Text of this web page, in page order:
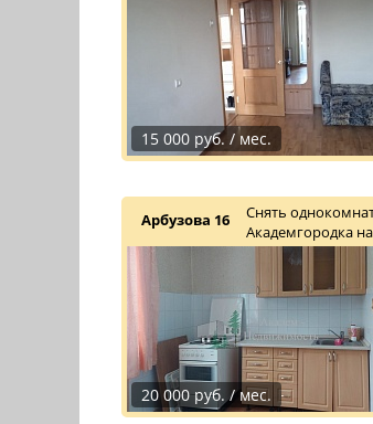
15 000 руб. / мес.
Арбузова 16
Снять
Академгородка
20 000 руб. / мес.